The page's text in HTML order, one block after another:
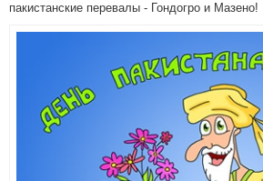
пакистанские перевалы - Гондогро и Мазено!